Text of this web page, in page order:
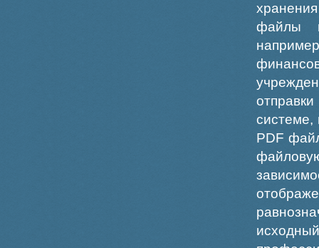
файлы
системе,
PDF